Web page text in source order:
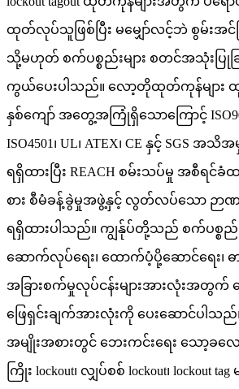
ထုတ်လုပ်သူဖြစ်ပြီး မမျှော်လင့်ဘဲ စွမ်းအင်
သို့မဟုတ် စက်ပစ္စည်းများ စတင်အသုံးပြုခ
ကွယ်ပေးပါသည်။ လော့တိုထုတ်ကုန်များ
နှစ်ကျော် အတွေ့အကြုံရှိသောကြောင့်
ISO4501၊ UL၊ ATEX၊ CE နှင့် SGS
ရရှိထားပြီး REACH စမ်းသပ်မှု အစီရင်
စား စီမံခန့်ခွဲမှုအဖွဲ့နှင့် လွတ်လပ်သော ဉာဏပ
ရရှိထားပါသည်။ ကျွန်ုပ်တို့သည် စက်ပစ္စည်းမ
ဆောက်လုပ်ရေး၊ ထောက်ပံ့ပို့ဆောင်ရေး၊ ဓ
အခြားစက်မှုလုပ်ငန်းများအားလုံးအတွက်
ဖြေရှင်းချက်အားလုံးကို ပေးဆောင်ပါသ
အမျိုးအစားတွင် ဘေးကင်းရေး သော့ခလေ
ကြိုး lockout၊ လျှပ်စစ် lockout၊ lockout tag မ